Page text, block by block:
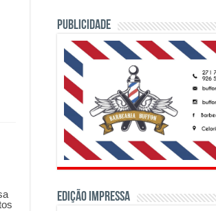
PUBLICIDADE
Edição Impressa